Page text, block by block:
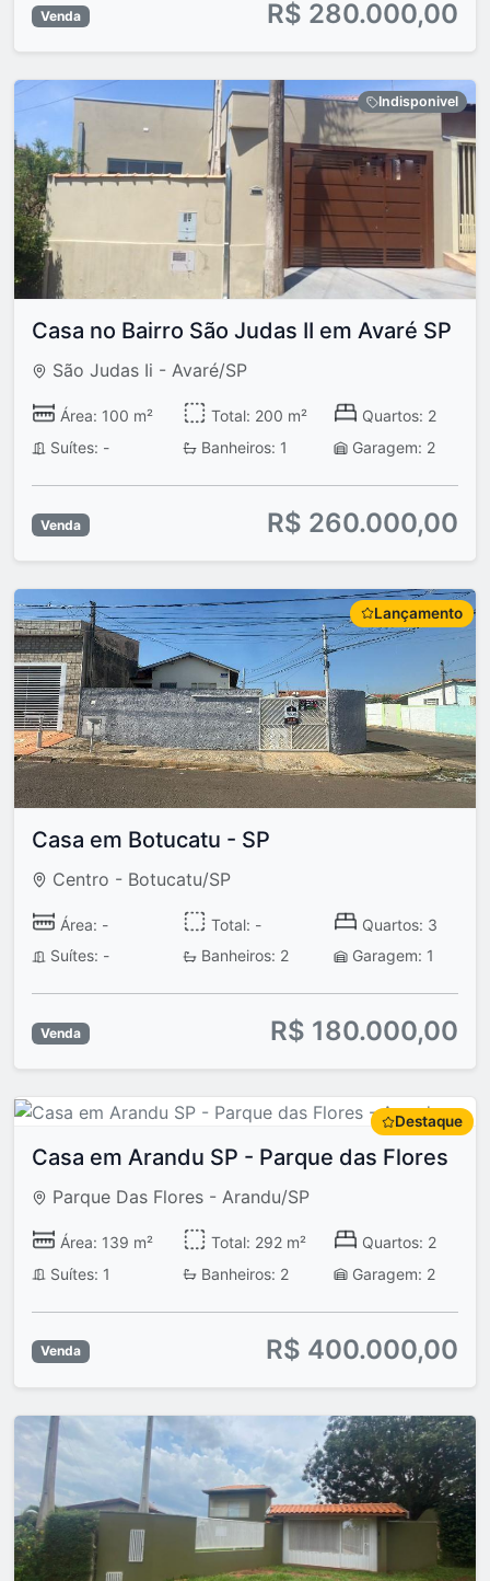
Venda R$ 280.000,00
Indisponivel
Casa no Bairro São Judas II em Avaré SP
São Judas Ii - Avaré/SP
Área: 100 m² Total: 200 m²
Quartos: 2
Suítes: -
Banheiros: 1 Garagem: 2
Venda R$ 260.000,00
Lançamento
Casa em Botucatu - SP
Centro - Botucatu/SP
Área: - Total: -
Quartos: 3
Suítes: -
Banheiros: 2 Garagem: 1
Venda R$ 180.000,00
Destaque
Casa em Arandu SP - Parque das Flores
Parque Das Flores - Arandu/SP
Área: 139 m² Total: 292 m²
Quartos: 2
Suítes: 1
Banheiros: 2 Garagem: 2
Venda R$ 400.000,00